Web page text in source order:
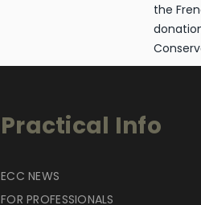
the
Practical Info
ECC NEWS
FOR PROFESSIONALS